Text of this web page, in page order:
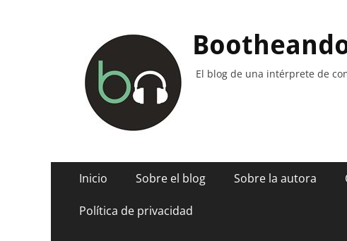
El blog de una intérprete de
Menú
Saltar
contenido
Inicio Sobre el blog Sobre la autora
Política de privacidad